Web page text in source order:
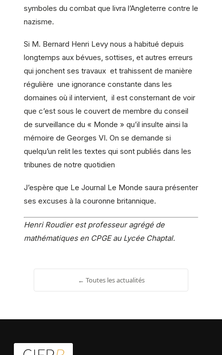
symboles du combat que livra l’Angleterre contre le
nazisme.
Si M. Bernard Henri Levy nous a habitué depuis
longtemps aux bévues, sottises, et autres erreurs
qui jonchent ses travaux et trahissent de manière
régulière une ignorance constante dans les
domaines où il intervient, il est consternant de voir
que c’est sous le couvert de membre du conseil
de surveillance du « Monde » qu’il insulte ainsi la
mémoire de Georges VI. On se demande si
quelqu’un relit les textes qui sont publiés dans les
tribunes de notre quotidien
J’espère que Le Journal Le Monde saura présenter
ses excuses à la couronne britannique.
Henri Roudier est professeur agrégé de
mathématiques en CPGE au Lycée Chaptal.
← Toutes les actualités